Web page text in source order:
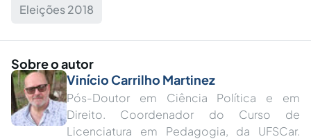
Eleições 2018
Sobre o autor
Vinício Carrilho Martinez
Pós-Doutor em Ciência Política e em
Direito. Coordenador do Curso de
Licenciatura em Pedagogia, da UFSCar.